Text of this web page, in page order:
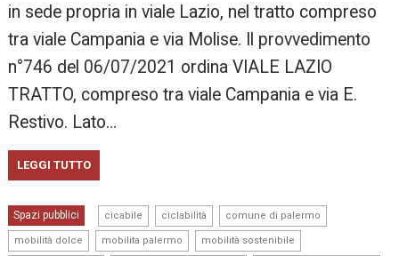
in sede propria in viale Lazio, nel tratto compreso
tra viale Campania e via Molise. Il provvedimento
n°746 del 06/07/2021 ordina VIALE LAZIO
TRATTO, compreso tra viale Campania e via E.
Restivo. Lato…
LEGGI TUTTO
Spazi pubblici cicabile ciclabilità comune di palermo
mobilità dolce mobilita palermo mobilità sostenibile